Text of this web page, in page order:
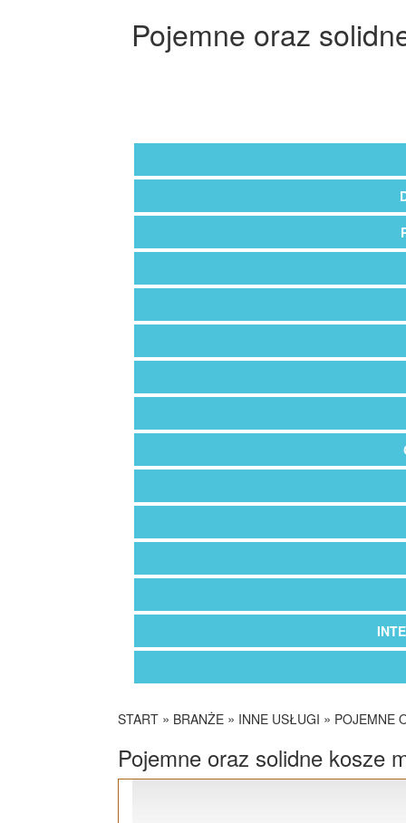
Pojemne oraz
START » BRANŻE » INNE USŁUGI » POJEMNE
Pojemne oraz solidne kosze